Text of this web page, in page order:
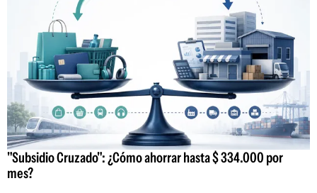
"Subsidio Cruzado": ¿Cómo ahorrar hasta $ 334.000 por
mes?